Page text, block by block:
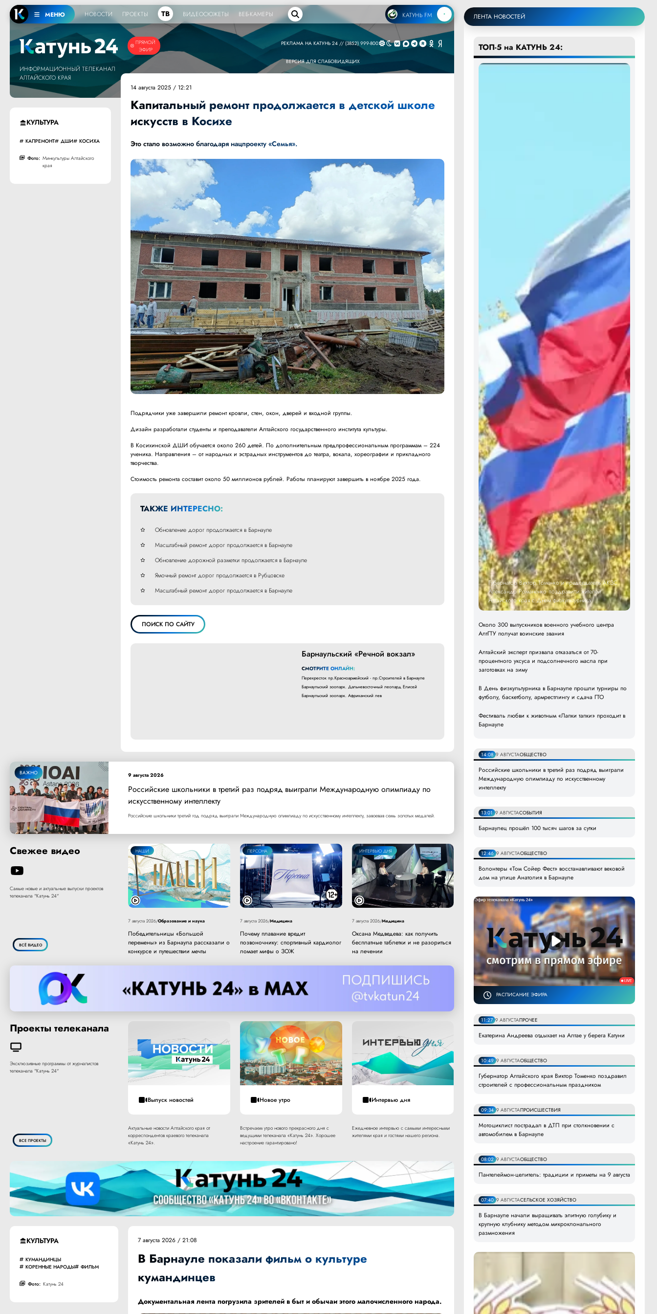
МЕНЮ НОВОСТИ ПРОЕКТЫ ТВ ВИДЕОСЮЖЕТЫ ВЕБ-КАМЕРЫ КАТУНЬ FM
ПРЯМОЙ
ЭФИР
ИНФОРМАЦИОННЫЙ ТЕЛЕКАНАЛ
АЛТАЙСКОГО КРАЯ
РЕКЛАМА НА КАТУНЬ 24 // (3852) 999-800
ВЕРСИЯ ДЛЯ СЛАБОВИДЯЩИХ
КУЛЬТУРА
КАПРЕМОНТ ДШИ КОСИХА
Фото: Минкультуры Алтайского
края
14 августа 2025 / 12:21
Капитальный ремонт продолжается в детской школе
искусств в Косихе
Это стало возможно благодарянацпроекту «Семья».
Подрядчики уже завершили ремонт кровли, стен, окон, дверей и входной группы.
Дизайн разработали студенты и преподаватели Алтайского государственного института культуры.
В Косихинской ДШИ обучается около 260 детей. По дополнительным предпрофессиональным программам – 224
ученика. Направления – от народных и эстрадных инструментов до театра, вокала, хореографии и прикладного
творчества.
Стоимость ремонта составит около 50 миллионов рублей. Работы планируют завершить в ноябре 2025 года.
ТАКЖЕ ИНТЕРЕСНО:
Обновление дорог продолжается в Барнауле
Масштабный ремонт дорог продолжается в Барнауле
Обновление дорожной разметки продолжается в Барнауле
Ямочный ремонт дорог продолжается в Рубцовске
Масштабный ремонт дорог продолжается в Барнауле
ПОИСК ПО САЙТУ
Барнаульский «Речной вокзал»
СМОТРИТЕ ОНЛАЙН:
Перекресток пр.Красноармейский - пр.Строителей в Барнауле
Барнаульский зоопарк. Дальневосточный леопард Елисей
Барнаульский зоопарк. Африканский лев
ВАЖНО 9 августа 2026
Российские школьники в третий раз подряд выиграли Международную олимпиаду по
искусственному интеллекту
Российские школьники третий год подряд выиграли Международную олимпиаду по искусственному интеллекту, завоевав семь золотых медалей.
Свежее видео
Самые новые и актуальные выпуски проектов
телеканала "Катунь 24"
ВСЁ ВИДЕО
НАШИ
7 августа 2026/Образование и наука
Победительницы «Большой
перемены» из Барнаула рассказали о
конкурсе и путешествии мечты
ПЕРСОНА
7 августа 2026/Медицина
Почему плавание вредит
позвоночнику: спортивный кардиолог
ломает мифы о ЗОЖ
ИНТЕРВЬЮ ДНЯ
7 августа 2026/Медицина
Оксана Медведева: как получить
бесплатные таблетки и не разориться
на лечении
Проекты телеканала
Эксклюзивные программы от журналистов
телеканала "Катунь 24"
ВСЕ ПРОЕКТЫ
Выпуск новостей
Актуальные новости Алтайского края от
корреспондентов краевого телеканала
«Катунь 24».
Новое утро
Встречаем утро нового прекрасного дня с
ведущими телеканала «Катунь 24». Хорошее
настроение гарантировано!
Интервью дня
Ежедневное интервью с самыми интересными
жителями края и гостями нашего региона.
КУЛЬТУРА
КУМАНДИНЦЫ
КОРЕННЫЕ НАРОДЫ
ФИЛЬМ
Фото: Катунь 24
7 августа 2026 / 21:08
В Барнауле показали фильм о культуре
кумандинцев
Документальная лента погрузила зрителей в быт и обычаи этого малочисленного народа.
ЛЕНТА НОВОСТЕЙ
ТОП-5 на КАТУНЬ 24:
Губернатор Виктор Томенко и председатель АКЗС
Александр Романенко поздравили жителей
Алтайского края с Днем физкультурника
Около 300 выпускников военного учебного центра
АлтГТУ получат воинские звания
Алтайский эксперт призвала отказаться от 70-
процентного уксуса и подсолнечного масла при
заготовках на зиму
В День физкультурника в Барнауле прошли турниры по
футболу, баскетболу, армрестлингу и сдача ГТО
Фестиваль любви к животным «Лапки тапки» проходит в
Барнауле
14:08 9 АВГУСТАОБЩЕСТВО
Российские школьники в третий раз подряд выиграли
Международную олимпиаду по искусственному
интеллекту
13:01 9 АВГУСТАСОБЫТИЯ
Барнаулец прошёл 100 тысяч шагов за сутки
12:46 9 АВГУСТАОБЩЕСТВО
Волонтеры «Том Сойер Фест» восстанавливают вековой
дом на улице Анатолия в Барнауле
РАСПИСАНИЕ ЭФИРА
11:27 9 АВГУСТАПРОЧЕЕ
Екатерина Андреева отдыхает на Алтае у берега Катуни
10:49 9 АВГУСТАОБЩЕСТВО
Губернатор Алтайского края Виктор Томенко поздравил
строителей с профессиональным праздником
09:34 9 АВГУСТАПРОИСШЕСТВИЯ
Мотоциклист пострадал в ДТП при столкновении с
автомобилем в Барнауле
08:02 9 АВГУСТАОБЩЕСТВО
Пантелеймон-целитель: традиции и приметы на 9 августа
07:40 9 АВГУСТАСЕЛЬСКОЕ ХОЗЯЙСТВО
В Барнауле начали выращивать элитную голубику и
крупную клубнику методом микроклонального
размножения